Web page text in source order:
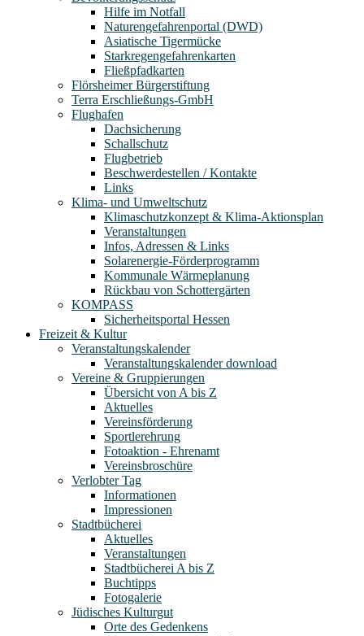
Hilfe im Notfall
Naturengefahrenportal (DWD)
Asiatische Tigermücke
Starkregengefahrenkarten
Fließpfadkarten
Flörsheimer Bürgerstiftung
Terra Erschließungs-GmbH
Flughafen
Dachsicherung
Schallschutz
Flugbetrieb
Beschwerdestellen / Kontakte
Links
Klima- und Umweltschutz
Klimaschutzkonzept & Klima-Aktionsplan
Veranstaltungen
Infos, Adressen & Links
Solarenergie-Förderprogramm
Kommunale Wärmeplanung
Rückbau von Schottergärten
KOMPASS
Sicherheitsportal Hessen
Freizeit & Kultur
Veranstaltungskalender
Veranstaltungskalender download
Vereine & Gruppierungen
Übersicht von A bis Z
Aktuelles
Vereinsförderung
Sportlerehrung
Fotoaktion - Ehrenamt
Vereinsbroschüre
Verlobter Tag
Informationen
Impressionen
Stadtbücherei
Aktuelles
Veranstaltungen
Stadtbücherei A bis Z
Buchtipps
Fotogalerie
Jüdisches Kulturgut
Orte des Gedenkens